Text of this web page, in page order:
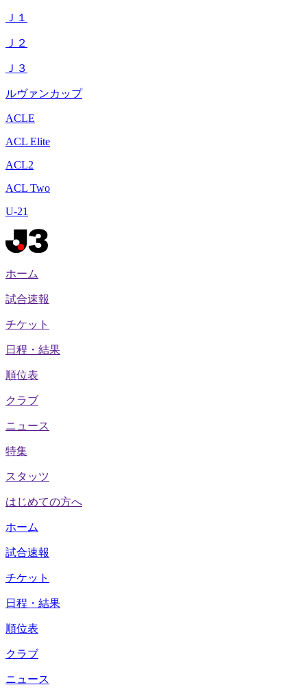
Ｊ１
Ｊ２
Ｊ３
ルヴァンカップ
ACLE
ACL Elite
ACL2
ACL Two
U-21
ホーム
試合速報
チケット
日程・結果
順位表
クラブ
ニュース
特集
スタッツ
はじめての方へ
ホーム
試合速報
チケット
日程・結果
順位表
クラブ
ニュース